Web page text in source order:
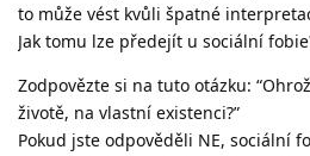
to může vést kvůli špatné
Jak tomu lze předejít u sociální
Zodpovězte si na tuto otázku:
životě, na vlastní existenci?”
Pokud jste odpověděli NE, sociální